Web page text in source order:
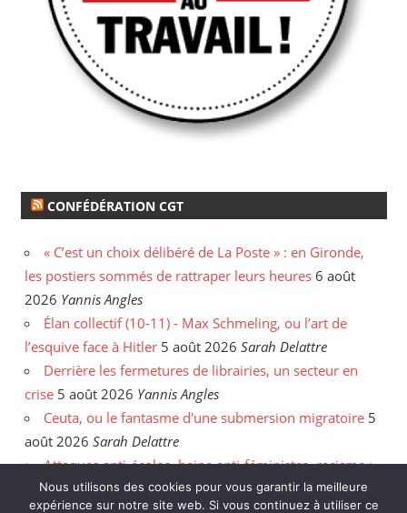
CONFÉDÉRATION CGT
« C’est un choix délibéré de La Poste » : en Gironde,
les postiers sommés de rattraper leurs heures 6 août
2026 Yannis Angles
Élan collectif (10-11) - Max Schmeling, ou l’art de
l’esquive face à Hitler 5 août 2026 Sarah Delattre
Derrière les fermetures de librairies, un secteur en
crise 5 août 2026 Yannis Angles
Ceuta, ou le fantasme d'une submersion migratoire 5
août 2026 Sarah Delattre
Attaques anti-écolos, haine anti-féministes, racisme :
face aux incendies, les délires de l'extrême droite 31
Nous utilisons des cookies pour vous garantir la meilleure
expérience sur notre site web. Si vous continuez à utiliser ce